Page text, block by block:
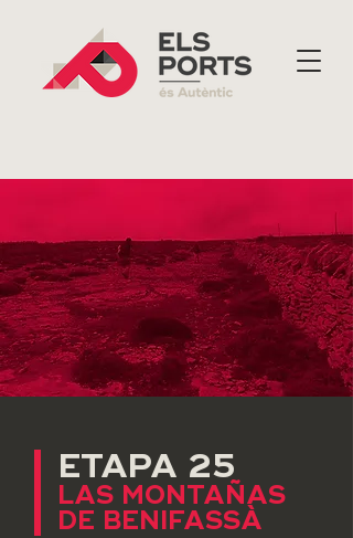
ETAPA 25
LAS MONTAÑAS
DE BENIFASSÀ